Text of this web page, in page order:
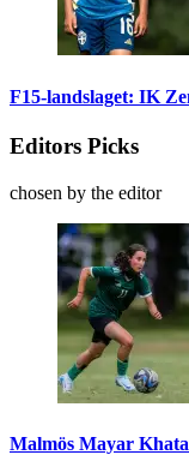
F15-landslaget: IK
Editors Picks
chosen by the editor
Malmös Mayar